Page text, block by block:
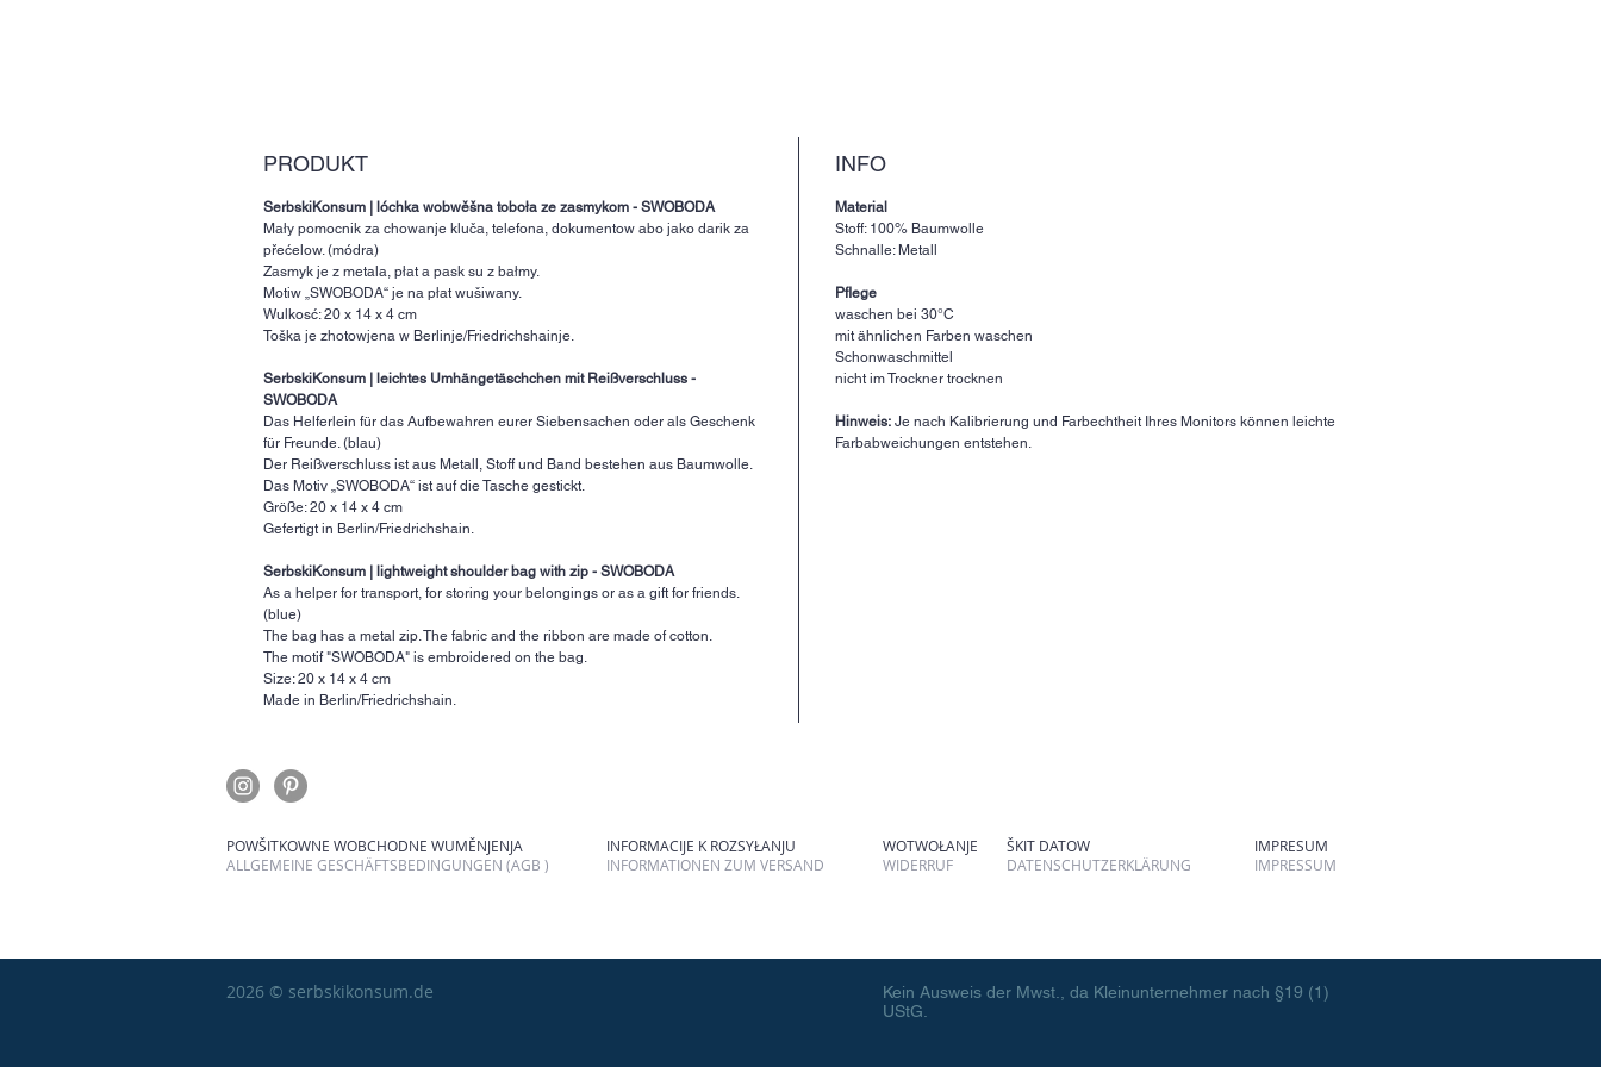
PRODUKT
SerbskiKonsum |
lóchka wobwěšna toboła ze zasmykom - SWOBODA
Mały pomocnik za chowanje kluča, telefona, dokumentow abo jako darik za
přećelow. (módra)
Zasmyk je z metala, płat a pask su z bałmy.
Motiw „SWOBODA“ je na płat wušiwany.
Wulkosć: 20 x 14 x 4 cm
Toška je zhotowjena w Berlinje/Friedrichshainje.
SerbskiKonsum | leichtes Umhängetäschchen mit Reißverschluss -
SWOBODA
Das Helferlein für das Aufbewahren eurer Siebensachen oder als Geschenk
für Freunde. (blau)
Der Reißverschluss ist aus Metall, Stoff und Band bestehen aus Baumwolle.
Das Motiv „SWOBODA“ ist auf die Tasche gestickt.
Größe: 20 x 14 x 4 cm
Gefertigt in Berlin/Friedrichshain.
SerbskiKonsum | lightweight shoulder bag with zip - SWOBODA
As a helper for transport, for storing your belongings or as a gift for friends.
(blue)
The bag has a metal zip. The fabric and the ribbon are made of cotton.
The motif "SWOBODA" is embroidered on the bag.
Size: 20 x 14 x 4 cm
Made in Berlin/Friedrichshain.
INFO
Material
Stoff: 100% Baumwolle
Schnalle: Metall
Pflege
waschen bei 30°C
mit ähnlichen Farben waschen
Schonwaschmittel
nicht im Trockner trocknen
Hinweis: Je nach Kalibrierung und Farbechtheit Ihres Monitors können leichte
Farbabweichungen entstehen.
POWŠITKOWNE WOBCHODNE WUMĚNJENJA
ALLGEMEINE GESCHÄFTSBEDINGUNGEN (AGB )
INFORMACIJE K ROZSYŁANJU
INFORMATIONEN ZUM VERSAND
WOTWOŁANJE
WIDERRUF
ŠKIT DATOW
DATENSCHUTZERKLÄRUNG
IMPRESUM
IMPRESSUM
Kein Ausweis der Mwst., da Kleinunternehmer nach §19 (1)
UStG.
2026 © serbskikonsum.de